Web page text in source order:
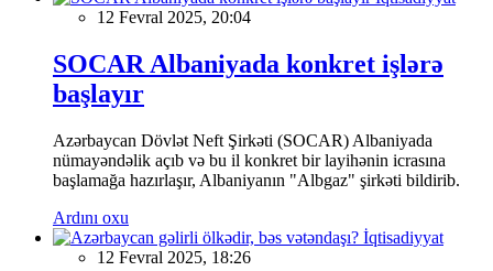
12 Fevral 2025, 20:04
SOCAR Albaniyada konkret işlərə
başlayır
Azərbaycan Dövlət Neft Şirkəti (SOCAR) Albaniyada
nümayəndəlik açıb və bu il konkret bir layihənin icrasına
başlamağa hazırlaşır, Albaniyanın "Albgaz" şirkəti bildirib.
Ardını oxu
İqtisadiyyat
12 Fevral 2025, 18:26